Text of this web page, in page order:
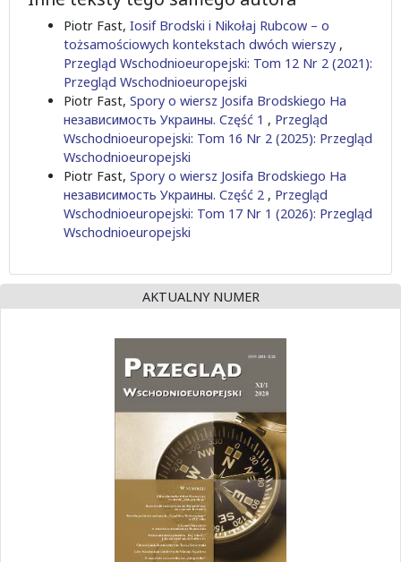
Piotr Fast, Iosif Brodski i Nikołaj Rubcow – o
tożsamościowych kontekstach dwóch wierszy ,
Przegląd Wschodnioeuropejski: Tom 12 Nr 2 (2021):
Przegląd Wschodnioeuropejski
Piotr Fast, Spory o wiersz Josifa Brodskiego На
независимость Украины. Część 1 , Przegląd
Wschodnioeuropejski: Tom 16 Nr 2 (2025): Przegląd
Wschodnioeuropejski
Piotr Fast, Spory o wiersz Josifa Brodskiego На
независимость Украины. Część 2 , Przegląd
Wschodnioeuropejski: Tom 17 Nr 1 (2026): Przegląd
Wschodnioeuropejski
AKTUALNY NUMER